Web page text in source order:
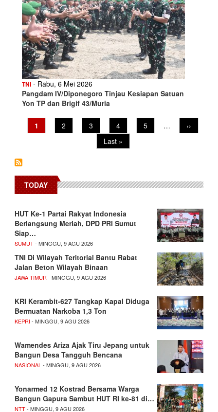
TNI - Rabu, 6 Mei 2026
Pangdam IV/Diponegoro Tinjau Kesiapan Satuan
Yon TP dan Brigif 43/Muria
Pagination
Current
page
1 Page
2 Page
3 Page
4 Page
5 …
Next
page
››
Last
page
Last »
TODAY
HUT Ke-1 Partai Rakyat Indonesia
Berlangsung Meriah, DPD PRI Sumut
Siap…
SUMUT- MINGGU, 9 AGU 2026
TNI Di Wilayah Teritorial Bantu Rabat
Jalan Beton Wilayah Binaan
JAWA TIMUR - MINGGU, 9 AGU 2026
KRI Kerambit-627 Tangkap Kapal Diduga
Bermuatan Narkoba 1,3 Ton
KEPRI- MINGGU, 9 AGU 2026
Wamendes Ariza Ajak Tiru Jepang untuk
Bangun Desa Tangguh Bencana
NASIONAL - MINGGU, 9 AGU 2026
Yonarmed 12 Kostrad Bersama Warga
Bangun Gapura Sambut HUT RI ke-81 di…
NTT- MINGGU, 9 AGU 2026